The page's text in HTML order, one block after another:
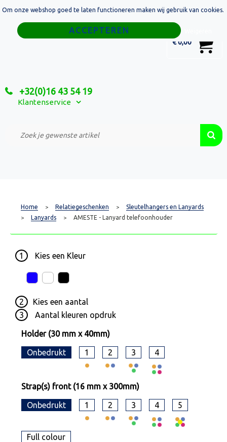
€ 0,00
+32(0)16 43 54 19
Klantenservice
Home
Relatiegeschenken
Custom Made Projecten
Home > Relatiegeschenken > Sleutelhangers en Lanyards
> Lanyards > AMESTE - Lanyard telefoonhouder
1 Kies een Kleur
2 Kies een aantal
3
Aantal kleuren opdruk
Holder (30 mm x 40mm)
Onbedrukt 1 2 3 4
Strap(s) front (16 mm x 300mm)
Onbedrukt 1 2 3 4 5
Full colour
Om onze webshop goed te laten functioneren maken wij gebruik van cookies.